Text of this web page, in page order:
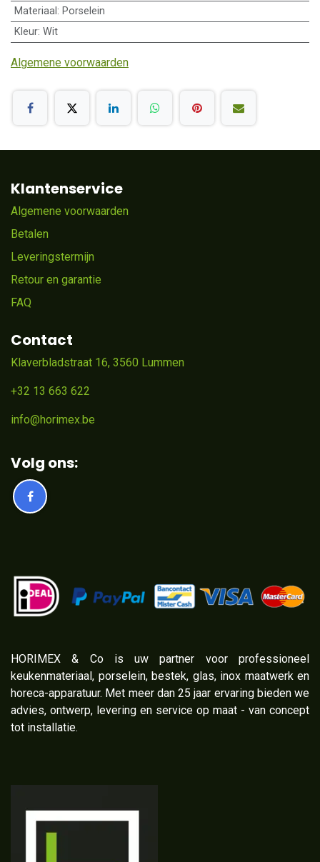
Materiaal : Porselein
Kleur: Wit
Algemene voorwaarden
Klantenservice
Algemene voorwaarden
Betalen
Leveringstermijn
Retour en garantie
FAQ
Contact
Klaverbladstraat 16, 3560 Lummen
+32 13 663 622
info@horimex.be
Volg ons:
​HORIMEX & Co is uw partner voor professioneel
keukenmateriaal, porselein, bestek, glas, inox maatwerk en
horeca-apparatuur. Met meer dan 25 jaar ervaring bieden we
advies, ontwerp, levering en service op maat - van concept
tot installatie.